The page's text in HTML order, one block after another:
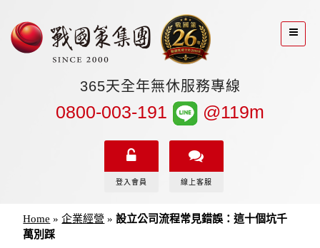
365天全年無休服務專線
0800-003-191 @119m
登入會員 線上客服
Home »企業經營 »設立公司流程常見錯誤：這十個坑千
萬別踩